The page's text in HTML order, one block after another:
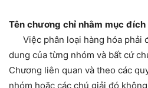
Tên chương chỉ nhằm mục đích
Việc phân loại hàng hóa phải
dung của từng nhóm và bất cứ
Chương liên quan và theo các
nhóm hoặc các chú giải đó